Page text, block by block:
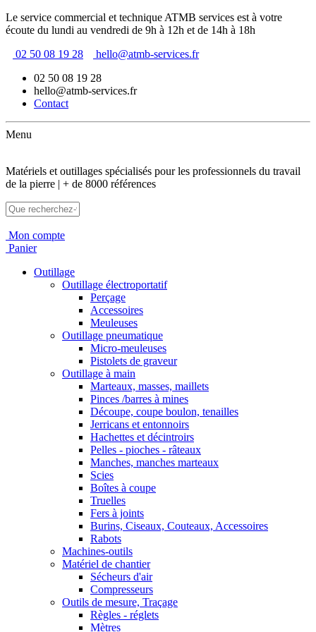
Le service commercial et technique ATMB services est à votre
écoute du lundi au vendredi de 9h à 12h et de 14h à 18h
02 50 08 19 28
hello@atmb-services.fr
02 50 08 19 28
hello@atmb-services.fr
Contact
Menu
Matériels et outillages spécialisés pour les professionnels du travail
de la pierre | + de 8000 références
Mon compte
Panier
Outillage
Outillage électroportatif
Perçage
Accessoires
Meuleuses
Outillage pneumatique
Micro-meuleuses
Pistolets de graveur
Outillage à main
Marteaux, masses, maillets
Pinces /barres à mines
Découpe, coupe boulon, tenailles
Jerricans et entonnoirs
Hachettes et décintroirs
Pelles - pioches - râteaux
Manches, manches marteaux
Scies
Boîtes à coupe
Truelles
Fers à joints
Burins, Ciseaux, Couteaux, Accessoires
Rabots
Machines-outils
Matériel de chantier
Sécheurs d'air
Compresseurs
Outils de mesure, Traçage
Règles - réglets
Mètres